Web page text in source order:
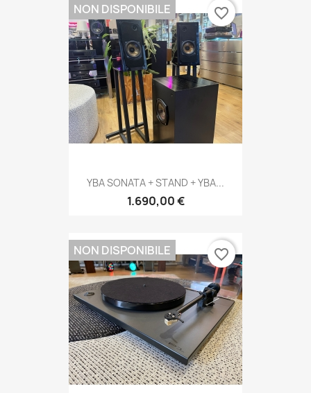
YBA SONATA + STAND + YBA...
1.690,00 €
NON DISPONIBILE favorite_border
NON DISPONIBILE favorite_border